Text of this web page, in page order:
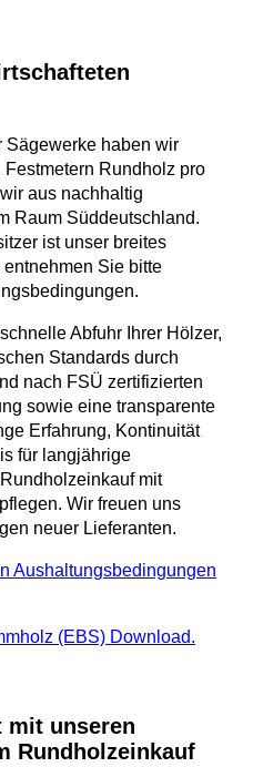
Sägewerke haben wir
Rundholz pro
aus nachhaltig
Raum Süddeutschland.
ist unser breites
Sie bitte
Abfuhr Ihrer Hölzer,
Standards durch
nach FSÜ zertifizierten
sowie eine transparente
Erfahrung, Kontinuität
für langjährige
mit
Wir freuen uns
neuer Lieferanten.
Aushaltungsbedingungen
(EBS) Download.
mit unseren
Rundholzeinkauf